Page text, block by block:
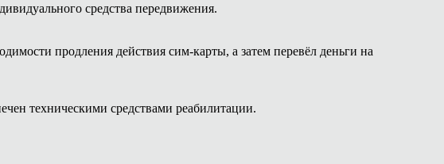
средства передвижения.
продления действия сим-карты, а затем перевёл деньги на
техническими средствами реабилитации.